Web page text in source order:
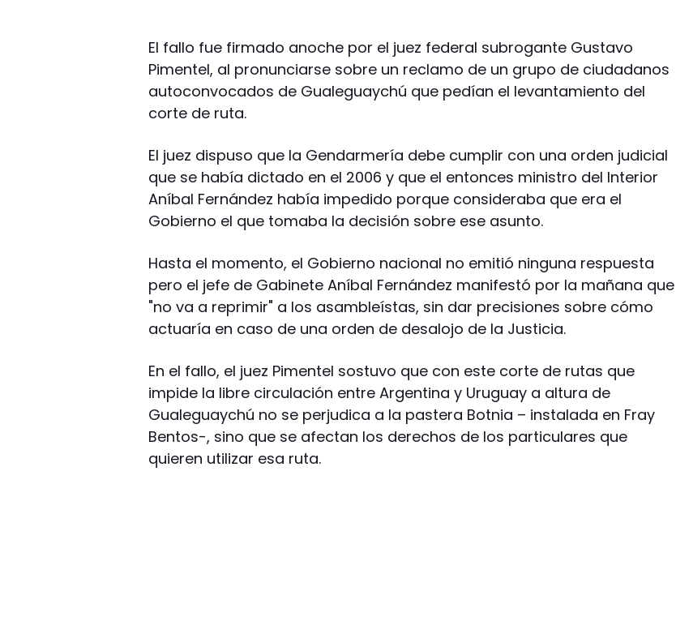
El fallo fue firmado anoche por el juez federal subrogante Gustavo
Pimentel, al pronunciarse sobre un reclamo de un grupo de ciudadanos
autoconvocados de Gualeguaychú que pedían el levantamiento del
corte de ruta.
El juez dispuso que la Gendarmería debe cumplir con una orden judicial
que se había dictado en el 2006 y que el entonces ministro del Interior
Aníbal Fernández había impedido porque consideraba que era el
Gobierno el que tomaba la decisión sobre ese asunto.
Hasta el momento, el Gobierno nacional no emitió ninguna respuesta
pero el jefe de Gabinete Aníbal Fernández manifestó por la mañana que
"no va a reprimir" a los asambleístas, sin dar precisiones sobre cómo
actuaría en caso de una orden de desalojo de la Justicia.
En el fallo, el juez Pimentel sostuvo que con este corte de rutas que
impide la libre circulación entre Argentina y Uruguay a altura de
Gualeguaychú no se perjudica a la pastera Botnia – instalada en Fray
Bentos-, sino que se afectan los derechos de los particulares que
quieren utilizar esa ruta.